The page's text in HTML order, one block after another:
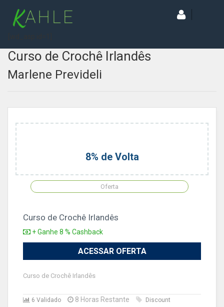
Curso de Crochê Irlandês
Marlene Prevideli
8% de Volta
Oferta
Curso de Crochê Irlandês
+ Ganhe 8 % Cashback
ACESSAR OFERTA
Curso de Crochê Irlandês
6 Validado 8 Horas Restante Discount